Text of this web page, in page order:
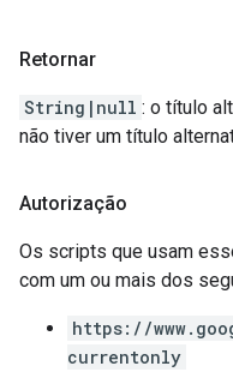
Retornar
String|null : o título
não tiver um título
Autorização
Os scripts que usam
com um ou mais dos
https://
currentonly